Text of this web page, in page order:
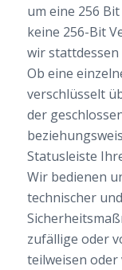
um eine 256
keine 256-Bit
wir
Ob eine
verschlüsselt
der
Statusleiste
Wir bedienen
technischer
zufällige oder
teilweisen